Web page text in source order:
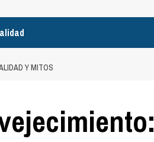
Y MITOS